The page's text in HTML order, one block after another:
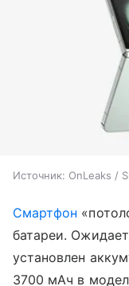
Источник: OnLeaks /
Смартфон
батареи.
установлен
3700 мАч в